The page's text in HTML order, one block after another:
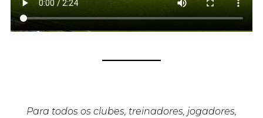
Para todos os clubes, treinadores, jogadores,